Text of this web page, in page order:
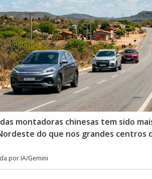
montadoras chinesas tem sido
do que nos grandes centros
por IA/Gemini